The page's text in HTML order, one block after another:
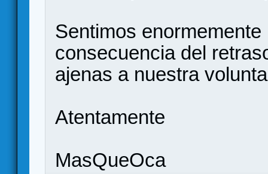
Sentimos
consecuencia del
ajenas a nuestra
Atentamente
MasQueOca